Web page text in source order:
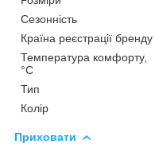
Сезонність
Країна реєстрації бренду
Температура комфорту,
°C
Тип
Колір
Приховати